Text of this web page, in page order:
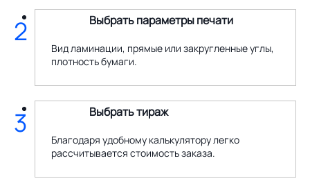
Выбрать параметры печати
Вид ламинации, прямые или закругленные углы,
плотность бумаги.
2
Выбрать тираж
Благодаря удобному калькулятору легко
рассчитывается стоимость заказа.
3